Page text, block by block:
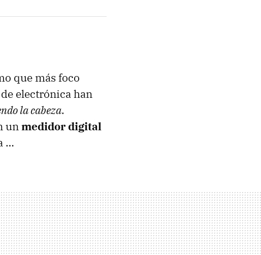
que más foco
electrónica han
la cabeza.
unmedidor digital
…